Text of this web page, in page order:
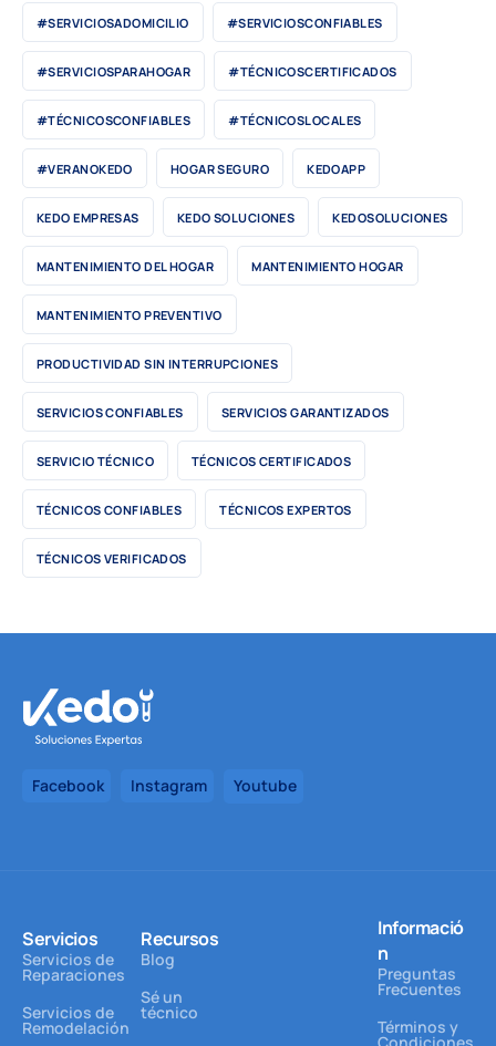
#SERVICIOSADOMICILIO #SERVICIOSCONFIABLES
#SERVICIOSPARAHOGAR #TÉCNICOSCERTIFICADOS
#TÉCNICOSCONFIABLES #TÉCNICOSLOCALES
#VERANOKEDO HOGAR SEGURO KEDOAPP
KEDO EMPRESAS KEDO SOLUCIONES KEDOSOLUCIONES
MANTENIMIENTO DEL HOGAR MANTENIMIENTO HOGAR
MANTENIMIENTO PREVENTIVO
PRODUCTIVIDAD SIN INTERRUPCIONES
SERVICIOS CONFIABLES SERVICIOS GARANTIZADOS
SERVICIO TÉCNICO TÉCNICOS CERTIFICADOS
TÉCNICOS CONFIABLES TÉCNICOS EXPERTOS
TÉCNICOS VERIFICADOS
Facebook Instagram Youtube
Servicios
Servicios de
Reparaciones
Servicios de
Remodelación
Recursos
Blog
Sé un
técnico
Informació
n
Preguntas
Frecuentes
Términos y